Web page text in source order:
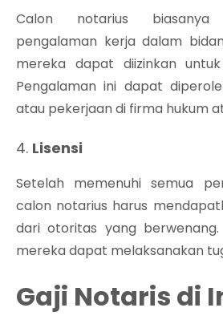
Calon notarius
pengalaman kerja dalam
mereka dapat diizinkan
Pengalaman ini dapat
atau pekerjaan di firma hukum
4. Lisensi
Setelah memenuhi semua
calon notarius harus
dari otoritas yang berwenang.
mereka dapat melaksanakan
Gaji Notaris di